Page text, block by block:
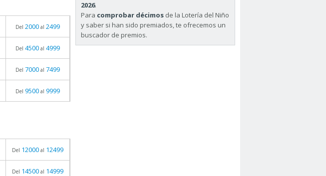
Del 2000 al 2499
Del 4500 al 4999
Del 7000 al 7499
Del 9500 al 9999
Del 12000 al 12499
Del 14500 al 14999
2026.
Para comprobar décimos de la Lotería del Niño
y saber si han sido premiados, te ofrecemos un
buscador de premios.